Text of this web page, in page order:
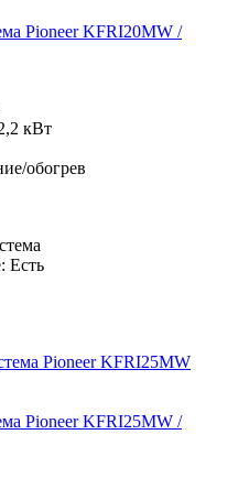
Pioneer KFRI20MW /
кВт
обогрев
Есть
Pioneer KFRI25MW /